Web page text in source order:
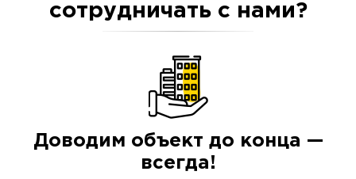
сотрудничать с нами?
Доводим объект до конца —
всегда!